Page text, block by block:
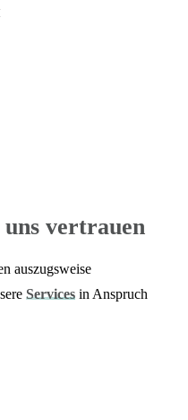
vertrauen
auszugsweise
Services in Anspruch